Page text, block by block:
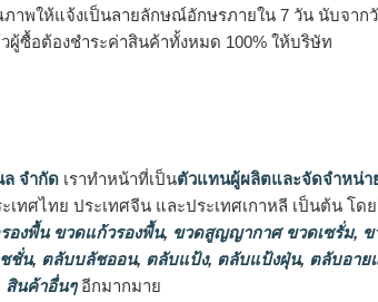
พให้แจ้งเป็นลายลักษณ์อักษรภายใน 7 วัน นับจาก
ซื้อต้องชำระค่าสินค้าทั้งหมด 100% ให้บริษัท
ล จำกัด เราทำหน้าที่เป็นตัวแทนผู้ผลิตและจัดจำหน่
เทศไทย ประเทศจีน และประเทศเกาหลี เป็นต้น โ
องพื้น ขวดแก้วรองพื้น, ขวดสูญญากาศ ขวดเซรั่ม, ข
ชั่น, ตลับบลัชออน, ตลับแป้ง, ตลับแป้งฝุ่น, ตลับอาย
สินค้าอื่นๆอีกมากมาย